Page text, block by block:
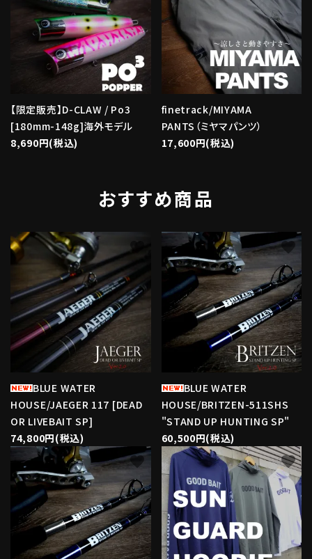
【限定販売】D-CLAW / Po3
[180mm-148g]海外モデル
8,690円(税込)
finetrack/MIYAMA
PANTS（ミヤマパンツ）
17,600円(税込)
おすすめ商品
BLUE WATER
HOUSE/JAEGER 117 [DEAD
OR LIVEBAIT SP]
74,800円(税込)
favorite
BLUE WATER
HOUSE/BRITZEN-511SHS
"STAND UP HUNTING SP"
60,500円(税込)
favorite
favorite favorite